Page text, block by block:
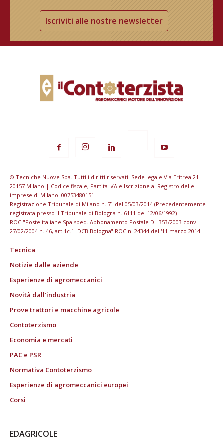
Iscriviti alle nostre newsletter
© Tecniche Nuove Spa. Tutti i diritti riservati. Sede legale Via Eritrea 21 -
20157 Milano | Codice fiscale, Partita IVA e Iscrizione al Registro delle
imprese di Milano: 00753480151
Registrazione Tribunale di Milano n. 71 del 05/03/2014 (Precedentemente
registrata presso il Tribunale di Bologna n. 6111 del 12/06/1992)
ROC "Poste italiane Spa sped. Abbonamento Postale DL 353/2003 conv. L.
27/02/2004 n. 46, art.1c.1: DCB Bologna" ROC n. 24344 dell'11 marzo 2014
Tecnica
Notizie dalle aziende
Esperienze di agromeccanici
Novità dall’industria
Prove trattori e macchine agricole
Contoterzismo
Economia e mercati
PAC e PSR
Normativa Contoterzismo
Esperienze di agromeccanici europei
Corsi
EDAGRICOLE